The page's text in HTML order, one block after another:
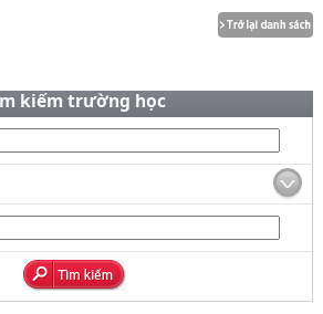
kiếm trường học